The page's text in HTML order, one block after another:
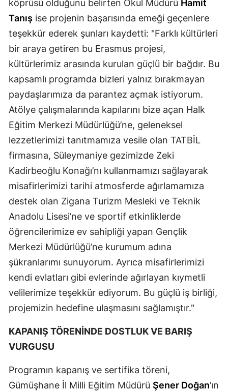
köprüsü olduğunu belirten Okul Müdürü Hamit
Tanış ise projenin başarısında emeği geçenlere
teşekkür ederek şunları kaydetti: "Farklı kültürleri
bir araya getiren bu Erasmus projesi,
kültürlerimiz arasında kurulan güçlü bir bağdır. Bu
kapsamlı programda bizleri yalnız bırakmayan
paydaşlarımıza da parantez açmak istiyorum.
Atölye çalışmalarında kapılarını bize açan Halk
Eğitim Merkezi Müdürlüğü’ne, geleneksel
lezzetlerimizi tanıtmamıza vesile olan TATBİL
firmasına, Süleymaniye gezimizde Zeki
Kadirbeoğlu Konağı’nı kullanmamızı sağlayarak
misafirlerimizi tarihi atmosferde ağırlamamıza
destek olan Zigana Turizm Mesleki ve Teknik
Anadolu Lisesi’ne ve sportif etkinliklerde
öğrencilerimize ev sahipliği yapan Gençlik
Merkezi Müdürlüğü’ne kurumum adına
şükranlarımı sunuyorum. Ayrıca misafirlerimizi
kendi evlatları gibi evlerinde ağırlayan kıymetli
velilerimize teşekkür ediyorum. Bu güçlü iş birliği,
projemizin hedefine ulaşmasını sağlamıştır."
KAPANIŞ TÖRENİNDE DOSTLUK VE BARIŞ
VURGUSU
Programın kapanış ve sertifika töreni,
Gümüşhane İl Milli Eğitim Müdürü Şener Doğan’ın